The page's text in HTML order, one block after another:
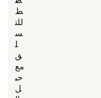
ط
للت
س
ل
ق
مع
حب
ل